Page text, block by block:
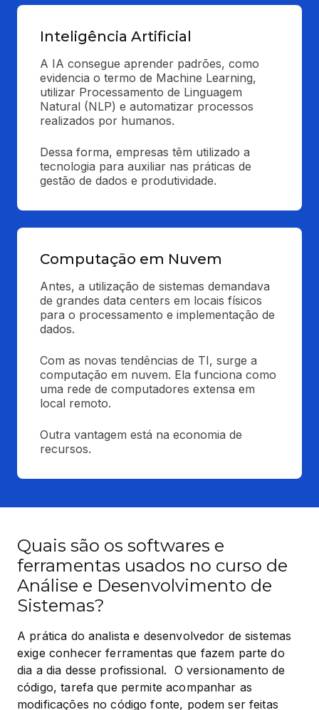
Inteligência Artificial
A IA consegue aprender padrões, como
evidencia o termo de Machine Learning,
utilizar Processamento de Linguagem
Natural (NLP) e automatizar processos
realizados por humanos.
Dessa forma, empresas têm utilizado a
tecnologia para auxiliar nas práticas de
gestão de dados e produtividade.
Computação em Nuvem
Antes, a utilização de sistemas demandava
de grandes data centers em locais físicos
para o processamento e implementação de
dados.
Com as novas tendências de TI, surge a
computação em nuvem. Ela funciona como
uma rede de computadores extensa em
local remoto.
Outra vantagem está na economia de
recursos.
Quais são os softwares e
ferramentas usados no curso de
Análise e Desenvolvimento de
Sistemas?
A prática do analista e desenvolvedor de sistemas
exige conhecer ferramentas que fazem parte do
dia a dia desse profissional.  O versionamento de
código, tarefa que permite acompanhar as
modificações no código fonte, podem ser feitas